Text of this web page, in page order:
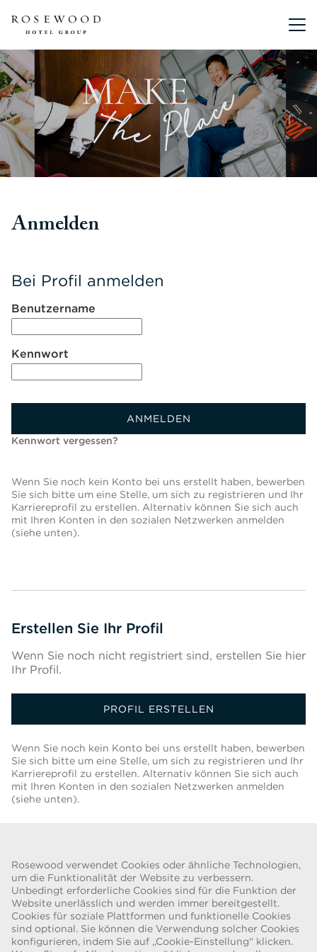
Rosewood verwendet Cookies oder ähnliche Technologien,
um die Funktionalität der Website zu verbessern.
Unbedingt erforderliche Cookies sind für die Funktion der
Website unerlässlich und werden immer bereitgestellt.
Cookies für soziale Plattformen und funktionelle Cookies
sind optional. Sie können die Verwendung solcher Cookies
konfigurieren, indem Sie auf „Cookie-Einstellung“ klicken.
Anmelden
Bei Profil anmelden
Benutzername
Kennwort
ANMELDEN
Kennwort vergessen?
Wenn Sie noch kein Konto bei uns erstellt haben, bewerben
Sie sich bitte um eine Stelle, um sich zu registrieren und Ihr
Karriereprofil zu erstellen. Alternativ können Sie sich auch
mit Ihren Konten in den sozialen Netzwerken anmelden
(siehe unten).
Erstellen Sie Ihr Profil
Wenn Sie noch nicht registriert sind, erstellen Sie hier
Ihr Profil.
PROFIL ERSTELLEN
Wenn Sie noch kein Konto bei uns erstellt haben, bewerben
Sie sich bitte um eine Stelle, um sich zu registrieren und Ihr
Karriereprofil zu erstellen. Alternativ können Sie sich auch
mit Ihren Konten in den sozialen Netzwerken anmelden
(siehe unten).
Zurück Zur Jobliste
BETRUGSWARNUNG
Wir wurden auf eine aktuelle Betrugsmasche aufmerksam gemacht,